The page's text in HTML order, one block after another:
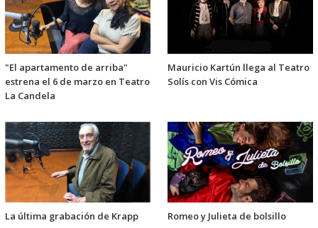
"El apartamento de arriba"
estrena el 6 de marzo en Teatro
La Candela
Mauricio Kartún llega al Teatro
Solís con Vis Cómica
La última grabación de Krapp Romeo y Julieta de bolsillo